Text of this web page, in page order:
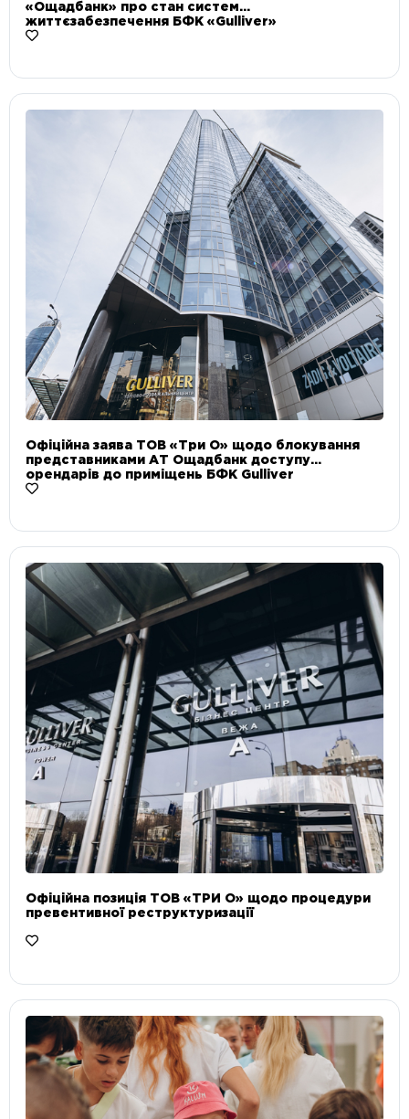
«Ощадбанк» про стан систем
життєзабезпечення БФК «Gulliver»
Офіційна заява ТОВ «Три О» щодо блокування
представниками АТ Ощадбанк доступу
орендарів до приміщень БФК Gulliver
Офіційна позиція ТОВ «ТРИ О» щодо процедури
превентивної реструктуризації